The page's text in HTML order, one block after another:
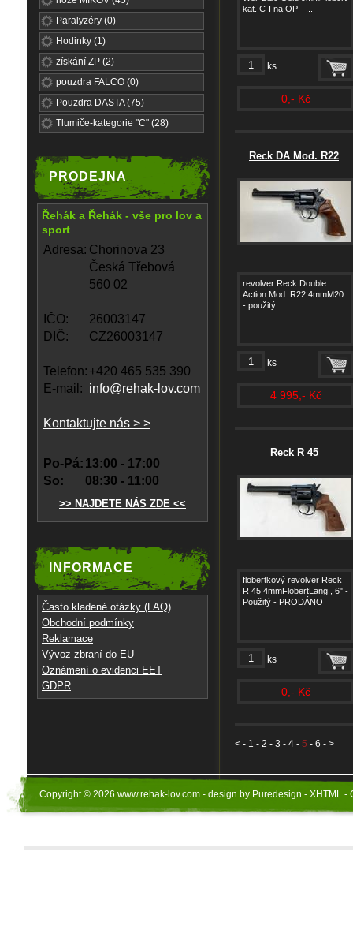
Paralyzéry (0)
Hodinky (1)
získání ZP (2)
pouzdra FALCO (0)
Pouzdra DASTA (75)
Tlumiče-kategorie "C" (28)
PRODEJNA
Řehák a Řehák - vše pro lov a
sport
Adresa: Chorinova 23
Česká Třebová
560 02
IČO:
26003147
DIČ:
CZ26003147
Telefon: +420 465 535 390
E-mail: info@rehak-lov.com
Kontaktujte nás > >
Po-Pá: 13:00 - 17:00
So:
08:30 - 11:00
>> NAJDETE NÁS ZDE <<
INFORMACE
Často kladené otázky (FAQ)
Obchodní podmínky
Reklamace
Vývoz zbraní do EU
Oznámení o evidenci EET
GDPR
kat. C-I na OP - ...
ks
0,- Kč
Reck DA Mod. R22
revolver Reck Double
Action Mod. R22 4mmM20
- použitý
ks
4 995,- Kč
Reck R 45
flobertkový revolver Reck
R 45 4mmFlobertLang , 6" -
Použitý - PRODÁNO
ks
0,- Kč
< - 1 - 2 - 3 - 4 - 5 - 6 - >
Copyright © 2026 www.rehak-lov.com - design by Puredesign - XHTML -